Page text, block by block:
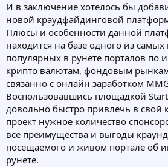
И в заключение хотелось бы
новой краудфайдинговой
Плюсы и особенности данной
находится на базе одного из
популярных в рунете порталов по
крипто валютам, фондовым
связанно с онлайн заработком
Воспользовавшись площадкой
довольно быстро привлечь в свой
проект нужное количество
все преимущества и выгоды
посещаемого и живом портале об
рунете.